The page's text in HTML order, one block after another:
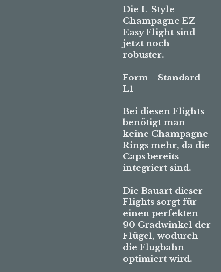
Die L-Style
Champagne EZ
Easy Flight sind
jetzt noch
robuster.
Form = Standard
L1
Bei diesen Flights
benötigt man
keine Champagne
Rings mehr, da die
Caps bereits
integriert sind.
Die Bauart dieser
Flights sorgt für
einen perfekten
90 Gradwinkel der
Flügel, wodurch
die Flugbahn
optimiert wird.